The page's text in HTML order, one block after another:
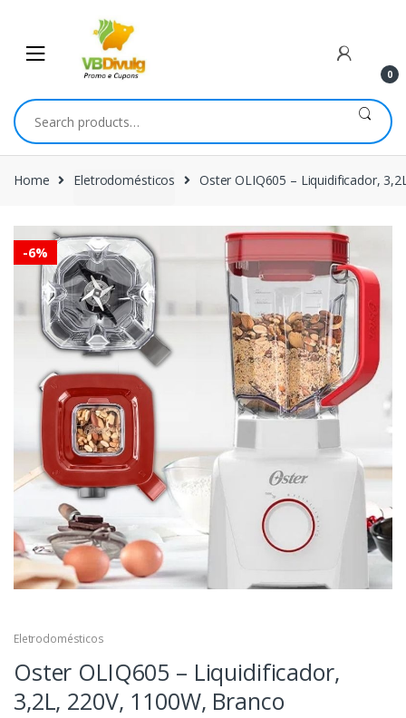
navigation
content
0
Search
for:
Home Eletrodomésticos Oster OLIQ605 – Liquidificador,
-6%
Eletrodomésticos
Oster OLIQ605 – Liquidificador,
3,2L, 220V, 1100W, Branco